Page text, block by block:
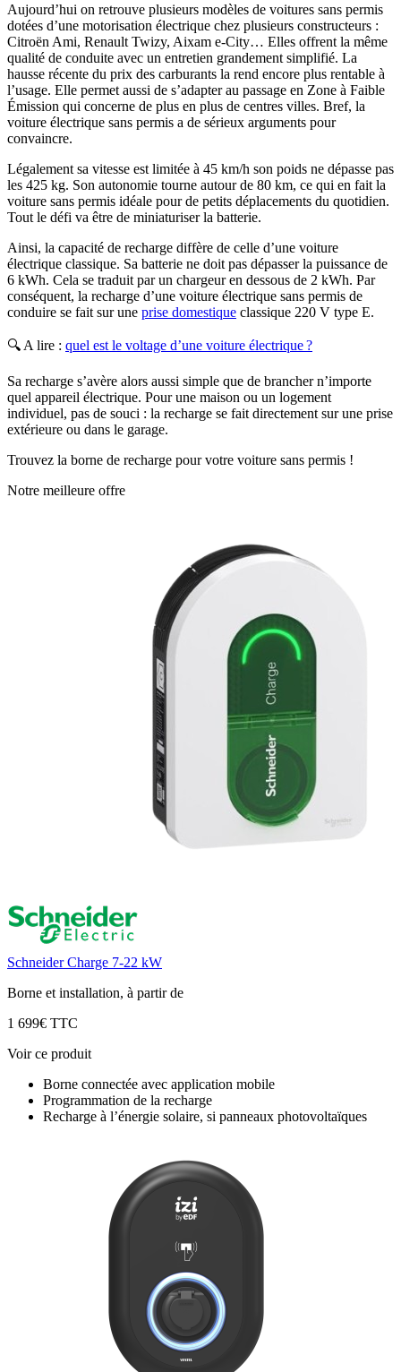
Aujourd’hui on retrouve plusieurs modèles de voitures sans permis
dotées d’une motorisation électrique chez plusieurs constructeurs :
Citroën Ami, Renault Twizy, Aixam e-City… Elles offrent la même
qualité de conduite avec un entretien grandement simplifié. La
hausse récente du prix des carburants la rend encore plus rentable à
l’usage. Elle permet aussi de s’adapter au passage en Zone à Faible
Émission qui concerne de plus en plus de centres villes. Bref, la
voiture électrique sans permis a de sérieux arguments pour
convaincre.
Légalement sa vitesse est limitée à 45 km/h son poids ne dépasse pas
les 425 kg. Son autonomie tourne autour de 80 km, ce qui en fait la
voiture sans permis idéale pour de petits déplacements du quotidien.
Tout le défi va être de miniaturiser la batterie.
Ainsi, la capacité de recharge diffère de celle d’une voiture
électrique classique. Sa batterie ne doit pas dépasser la puissance de
6 kWh. Cela se traduit par un chargeur en dessous de 2 kWh. Par
conséquent, la recharge d’une voiture électrique sans permis de
conduire se fait sur une prise domestique classique 220 V type E.
🔍 A lire : quel est le voltage d’une voiture électrique ?
Sa recharge s’avère alors aussi simple que de brancher n’importe
quel appareil électrique. Pour une maison ou un logement
individuel, pas de souci : la recharge se fait directement sur une prise
extérieure ou dans le garage.
Trouvez la borne de recharge pour votre voiture sans permis !
Notre meilleure offre
Schneider Charge 7-22 kW
Borne et installation, à partir de
1 699€ TTC
Voir ce produit
Borne connectée avec application mobile
Programmation de la recharge
Recharge à l’énergie solaire, si panneaux photovoltaïques